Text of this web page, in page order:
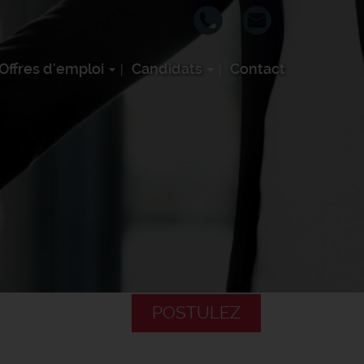
Offres d'emploi Candidats Contact
POSTULEZ